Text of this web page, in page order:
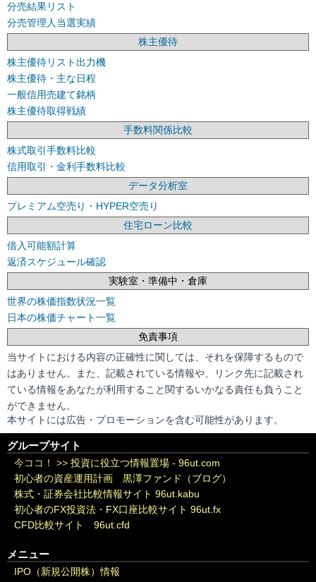
分売結果リスト
分売管理人当選実績
株主優待
株主優待リスト出力機
株主優待・主な日程
一般信用売建て銘柄
株主優待取得戦績
手数料関係比較
株式取引手数料比較
信用取引・金利手数料比較
データ分析室
プレミアム空売り・HYPER空売り
住宅ローン比較
借入可能額計算
返済スケジュール確認
実験室・準備中・倉庫
世界の株価指数状況一覧
日本の株価チャート一覧
免責事項
当サイトにおける内容の正確性に関しては、それを保障するもので
はありません。また、記載されている情報や、リンク先に記載され
ている情報をあなたが利用すること関するいかなる責任も負うこと
ができません。
本サイトには広告・プロモーションを含む可能性があります。
グループサイト
今ココ！ >> 投資に役立つ情報置場 - 96ut.com
初心者の資産運用計画 黒澤ファンド（ブログ）
株式・証券会社比較情報サイト 96ut.kabu
初心者のFX投資法・FX口座比較サイト 96ut.fx
CFD比較サイト 96ut.cfd
メニュー
IPO（新規公開株）情報